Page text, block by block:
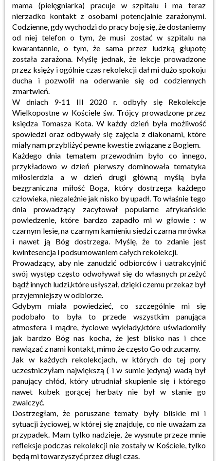
mama (pielęgniarka) pracuje w szpitalu i ma teraz
nierzadko kontakt z osobami potencjalnie zarażonymi.
Codzienne, gdy wychodzi do pracy boję się, że dostaniemy
od niej telefon o tym, że musi zostać w szpitalu na
kwarantannie, o tym, że sama przez ludzką głupotę
została zarażona. Myślę jednak, że lekcje prowadzone
przez księży i ogólnie czas rekolekcji dał mi dużo spokoju
ducha i pozwolił na oderwanie się od codziennych
zmartwień.
W dniach 9-11 III 2020 r. odbyły się Rekolekcje
Wielkopostne w Kościele św. Trójcy prowadzone przez
księdza Tomasza Kota. W każdy dzień była możliwość
spowiedzi oraz odbywały się zajęcia z diakonami, które
miały nam przybliżyć pewne kwestie związane z Bogiem.
Każdego dnia tematem przewodnim było co innego,
przykładowo w dzień pierwszy dominowała tematyka
miłosierdzia a w dzień drugi główną myślą była
bezgraniczna miłość Boga, który dostrzega każdego
człowieka, niezależnie jak nisko by upadł. To właśnie tego
dnia prowadzący zacytował popularne afrykańskie
powiedzenie, które bardzo zapadło mi w głowie : w
czarnym lesie, na czarnym kamieniu siedzi czarna mrówka
i nawet ją Bóg dostrzega. Myślę, że to zdanie jest
kwintesencja i podsumowaniem całych rekolekcji.
Prowadzący, aby nie zanudzić odbiorców i uatrakcyjnić
swój występ często odwoływał się do własnych przeżyć
bądź innych ludzi,które usłyszał, dzięki czemu przekaz był
przyjemniejszy w odbiorze.
Gdybym miała powiedzieć, co szczególnie mi się
podobało to była to przede wszystkim panująca
atmosfera i mądre, życiowe wykłady,które uświadomiły
jak bardzo Bóg nas kocha, że jest blisko nas i chce
nawiązać z nami kontakt, mimo że często Go odrzucamy.
Jak w każdych rekolekcjach, w których do tej pory
uczestniczyłam największą ( i w sumie jedyną) wadą był
panujący chłód, który utrudniał skupienie się i którego
nawet kubek gorącej herbaty nie był w stanie go
zwalczyć.
Dostrzegłam, że poruszane tematy były bliskie mi i
sytuacji życiowej, w której się znajduję, co nie uważam za
przypadek. Mam tylko nadzieje, że wysnute przeze mnie
refleksje podczas rekolekcji nie zostały w Kościele, tylko
będą mi towarzyszyć przez długi czas.